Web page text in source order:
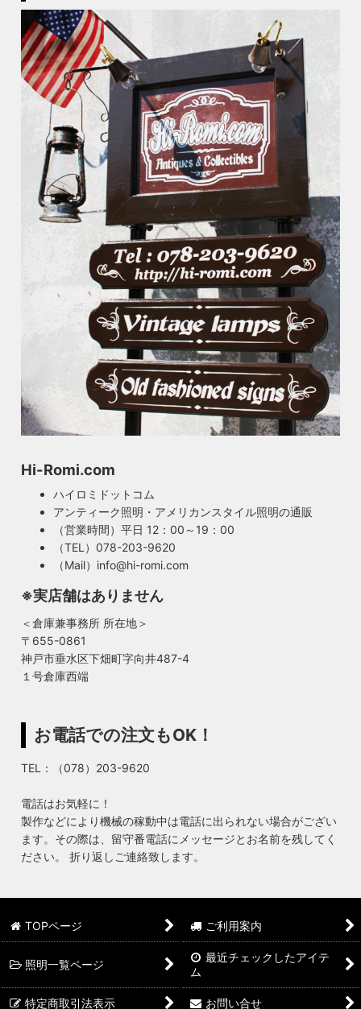
Hi-Romi.com
ハイロミドットコム
アンティーク照明・アメリカンスタイル照明の通販
（営業時間）平日 12：00～19：00
（TEL）078-203-9620
（Mail）info@hi-romi.com
※実店舗はありません
＜倉庫兼事務所 所在地＞
〒655-0861
神戸市垂水区下畑町字向井487-4
１号倉庫西端
お電話での注文もOK！
TEL：（078）203-9620
電話はお気軽に！
製作などにより機械の稼動中は電話に出られない場合がござい
ます。その際は、留守番電話にメッセージとお名前を残してく
ださい。 折り返しご連絡致します。
TOPページ ご利用案内
照明一覧ページ
最近チェックしたアイテ
ム
特定商取引法表示 お問い合せ